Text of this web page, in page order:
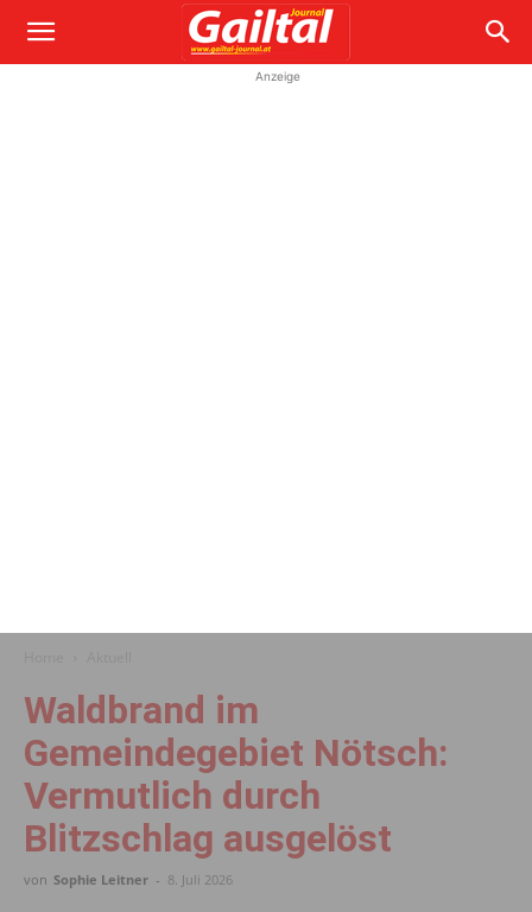
Anzeige
Waldbrand im
Gemeindegebiet Nötsch:
Vermutlich durch
Blitzschlag ausgelöst
von Sophie Leitner - 8. Juli 2026